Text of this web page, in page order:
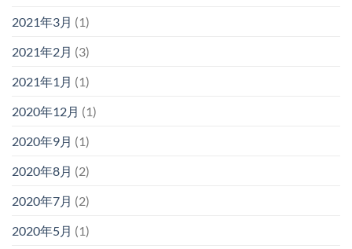
2021年3月 (1)
2021年2月 (3)
2021年1月 (1)
2020年12月 (1)
2020年9月 (1)
2020年8月 (2)
2020年7月 (2)
2020年5月 (1)